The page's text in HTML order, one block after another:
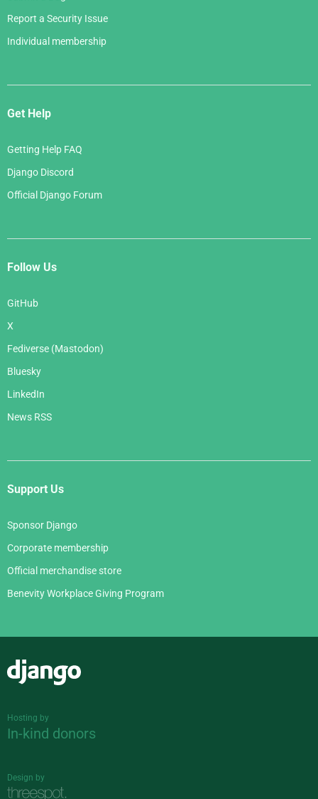
Report a Security Issue
Individual membership
Get Help
Getting Help FAQ
Django Discord
Official Django Forum
Follow Us
GitHub
X
Fediverse (Mastodon)
Bluesky
LinkedIn
News RSS
Support Us
Sponsor Django
Corporate membership
Official merchandise store
Benevity Workplace Giving Program
Hosting by
In-kind donors
Design by